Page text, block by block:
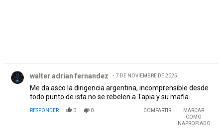
walter adrian fernandez 7 DE NOVIEMBRE DE 2025
Me da asco la dirigencia argentina, incomprensible desde
todo punto de ista no se rebelen a Tapia y su mafia
RESPONDER 0 0 COMPARTIR
MARCAR
COMO
INAPROPIADO